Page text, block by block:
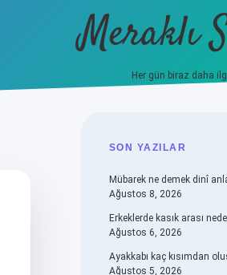
Meraklı
Her gün biraz daha
SON YAZILAR
Mübarek ne demek dinî
Ağustos 8, 2026
Erkeklerde kasık arası
Ağustos 6, 2026
Ayakkabı kaç kısımdan
Ağustos 5, 2026